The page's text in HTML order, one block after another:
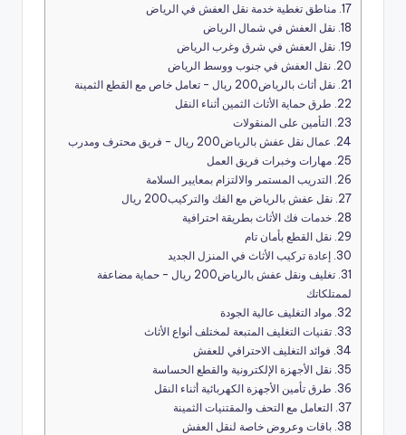
17. مناطق تغطية خدمة نقل العفش في الرياض
18. نقل العفش في شمال الرياض
19. نقل العفش في شرق وغرب الرياض
20. نقل العفش في جنوب ووسط الرياض
21. نقل أثاث بالرياض200 ريال – تعامل خاص مع القطع الثمينة
22. طرق حماية الأثاث الثمين أثناء النقل
23. التأمين على المنقولات
24. عمال نقل عفش بالرياض200 ريال – فريق محترف ومدرب
25. مهارات وخبرات فريق العمل
26. التدريب المستمر والالتزام بمعايير السلامة
27. نقل عفش بالرياض مع الفك والتركيب200 ريال
28. خدمات فك الأثاث بطريقة احترافية
29. نقل القطع بأمان تام
30. إعادة تركيب الأثاث في المنزل الجديد
31.
تغليف ونقل عفش بالرياض200 ريال – حماية مضاعفة
لممتلكاتك
32. مواد التغليف عالية الجودة
33. تقنيات التغليف المتبعة لمختلف أنواع الأثاث
34. فوائد التغليف الاحترافي للعفش
35. نقل الأجهزة الإلكترونية والقطع الحساسة
36. طرق تأمين الأجهزة الكهربائية أثناء النقل
37. التعامل مع التحف والمقتنيات الثمينة
38. باقات وعروض خاصة لنقل العفش